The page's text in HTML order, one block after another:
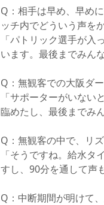
Q：相手は早め、早め
ッチ内でどういう声を
「パトリック選手が
います。最後までみん
Q：無観客での大阪ダ
「サポーターがいな
臨めたし、最後までみ
Q：無観客の中で、リ
「そうですね。給水
すし、90分を通して声
Q：中断期間が明けて